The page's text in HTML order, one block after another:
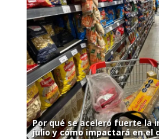
Por qué se aceleró fuerte la
julio y cómo impactará en el